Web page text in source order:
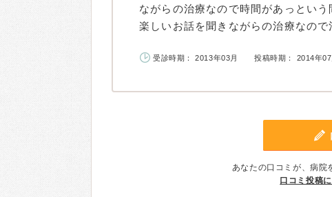
ながらの治療なので時間があっという
楽しいお話を聞きながらの治療なの
受診時期： 2013年03月 投稿時期： 2014年07
あなたの口コミが、病院
口コミ投稿